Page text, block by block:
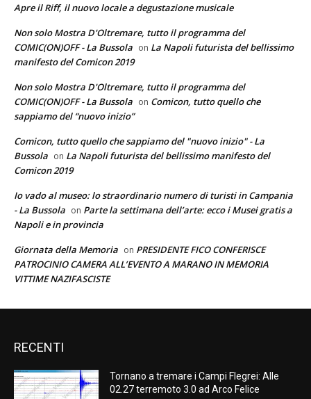
Apre il Riff, il nuovo locale a degustazione musicale
Non solo Mostra D'Oltremare, tutto il programma del
COMIC(ON)OFF - La Bussola on La Napoli futurista del bellissimo
manifesto del Comicon 2019
Non solo Mostra D'Oltremare, tutto il programma del
COMIC(ON)OFF - La Bussola on Comicon, tutto quello che
sappiamo del “nuovo inizio”
Comicon, tutto quello che sappiamo del "nuovo inizio" - La
Bussola on La Napoli futurista del bellissimo manifesto del
Comicon 2019
Io vado al museo: lo straordinario numero di turisti in Campania
- La Bussola on Parte la settimana dell’arte: ecco i Musei gratis a
Napoli e in provincia
Giornata della Memoria on PRESIDENTE FICO CONFERISCE
PATROCINIO CAMERA ALL’EVENTO A MARANO IN MEMORIA
VITTIME NAZIFASCISTE
RECENTI
Tornano a tremare i Campi Flegrei: Alle
02.27 terremoto 3.0 ad Arco Felice